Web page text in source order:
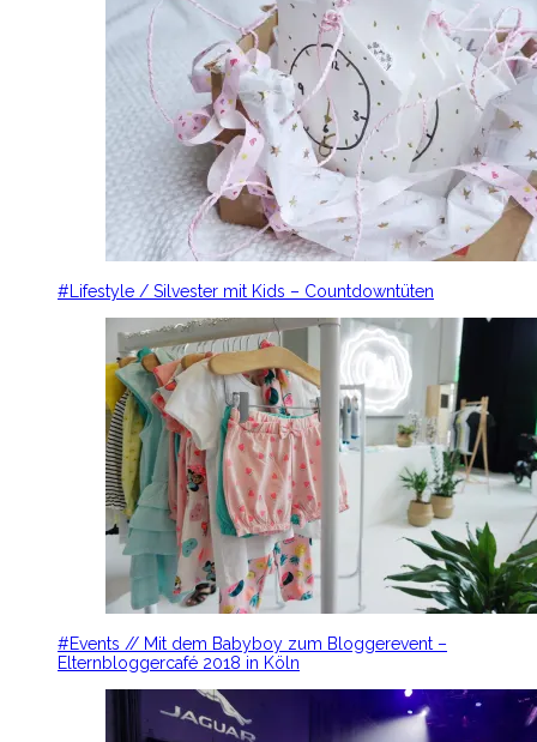
#Lifestyle / Silvester mit Kids – Countdowntüten
#Events // Mit dem Babyboy zum Bloggerevent –
Elternbloggercafé 2018 in Köln